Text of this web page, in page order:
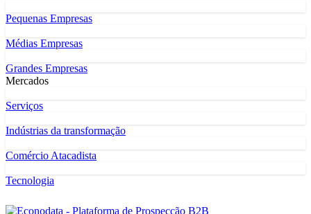
Pequenas Empresas
Médias Empresas
Grandes Empresas
Mercados
Serviços
Indústrias da transformação
Comércio Atacadista
Tecnologia